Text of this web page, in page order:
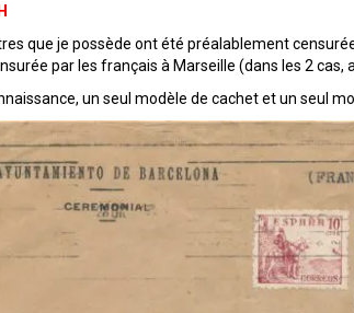
que je possède ont été préalablement
par les français à Marseille (dans les 2
un seul modèle de cachet et un seul